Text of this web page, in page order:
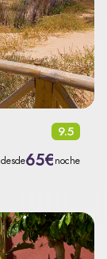
9.5
desde65€noche